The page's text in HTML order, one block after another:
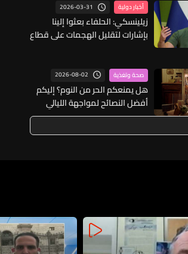
أخبار دولية 2026-03-31
زيلينسكي: الحلفاء بعثوا إلينا
بإشارات لتقليل الهجمات على قطاع
صحة وتغذية 2026-08-02
هل يمنعكم الحر من النوم؟ إليكم
أفضل النصائح لمواجهة الليالي
الحارة